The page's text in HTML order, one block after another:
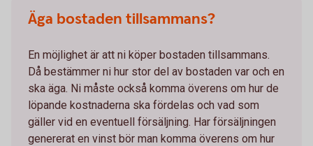
Äga bostaden tillsammans?
En möjlighet är att ni köper bostaden tillsammans.
Då bestämmer ni hur stor del av bostaden var och en
ska äga. Ni måste också komma överens om hur de
löpande kostnaderna ska fördelas och vad som
gäller vid en eventuell försäljning. Har försäljningen
genererat en vinst bör man komma överens om hur